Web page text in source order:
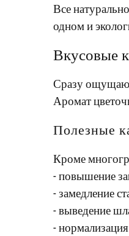
Все
одном и
Вкусовые
Сразу
Аромат
Полезные
Кроме
- повышение
- замедление
- выведение
-